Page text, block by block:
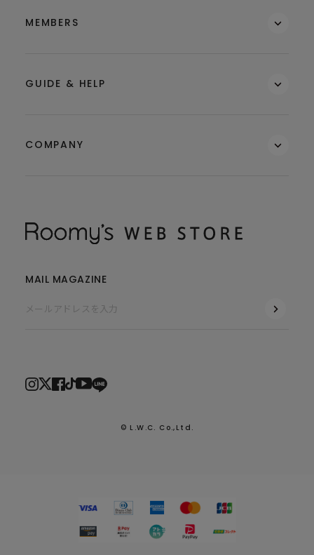
MEMBERS
GUIDE & HELP
COMPANY
MAIL MAGAZINE
© L.W.C. Co.,Ltd.